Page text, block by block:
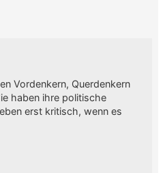
Vordenkern, Querdenkern
haben ihre politische
erst kritisch, wenn es